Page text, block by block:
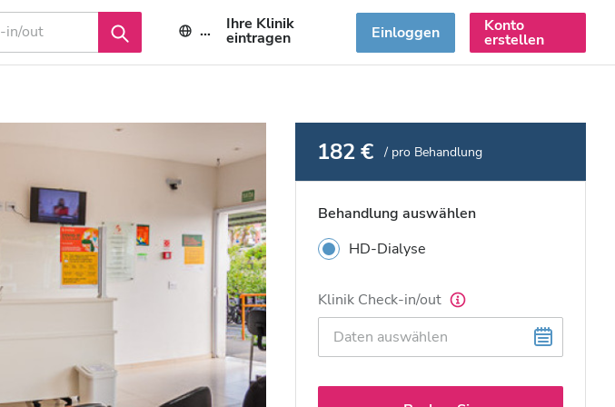
DE Ihre Klinik
eintragen Einloggen Konto
erstellen
182 € / pro Behandlung
Behandlung auswählen
HD-Dialyse
Klinik Check-in/out